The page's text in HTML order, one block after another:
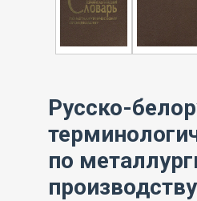
Русско-
по
производству